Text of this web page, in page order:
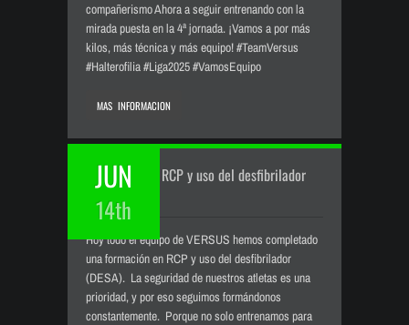
compañerismo Ahora a seguir entrenando con la
mirada puesta en la 4ª jornada. ¡Vamos a por más
kilos, más técnica y más equipo! #TeamVersus
#Halterofilia #Liga2025 #VamosEquipo
MAS INFORMACION
JUN
14th
Formación en RCP y uso del desfibrilador
(DESA).
Hoy todo el equipo de VERSUS hemos completado
una formación en RCP y uso del desfibrilador
(DESA). ⁣ La seguridad de nuestros atletas es una
prioridad, y por eso seguimos formándonos
constantemente. ⁣ Porque no solo entrenamos para